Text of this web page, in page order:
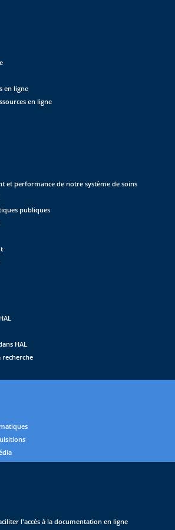
en ligne
en ligne
et performance de notre système de soins
publiques
HAL
recherche
l'accès à la documentation en ligne